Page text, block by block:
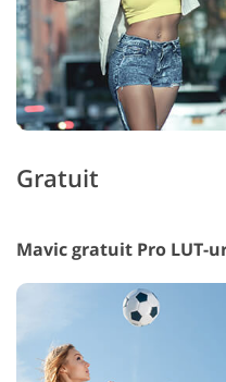
Gratuit
Mavic gratuit Pro LUT-